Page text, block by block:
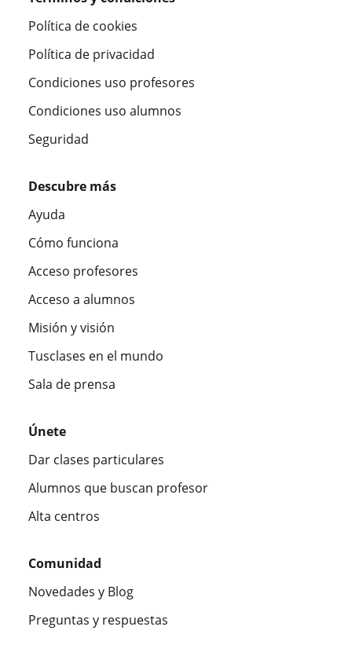
Política de cookies
Política de privacidad
Condiciones uso profesores
Condiciones uso alumnos
Seguridad
Descubre más
Ayuda
Cómo funciona
Acceso profesores
Acceso a alumnos
Misión y visión
Tusclases en el mundo
Sala de prensa
Únete
Dar clases particulares
Alumnos que buscan profesor
Alta centros
Comunidad
Novedades y Blog
Preguntas y respuestas